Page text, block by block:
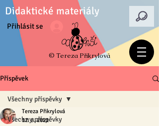
Didaktické materiály
Přihlásit se
© Tereza Přikrylová
Příspěvek
Všechny příspěvky
Všechny příspěvky
Tereza Přikrylová
12. 8. 2021